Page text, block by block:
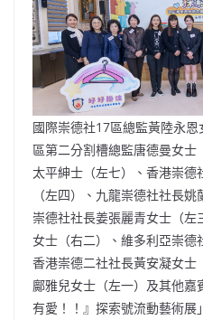
國際崇德社17區總監黃陸永
區第二分割槽總監唐德曼女士
太平紳士（左七）、香港崇
（左四）、九龍崇德社社長
崇德社社長姜張麗青女士（
女士（右二）、維多利亞崇德
香港崇德二社社長黃安凝女
鄺雅兒女士（左一）及其他嘉
有愛！！』探索號流動藝術